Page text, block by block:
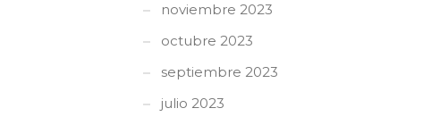
noviembre 2023
octubre 2023
septiembre 2023
julio 2023